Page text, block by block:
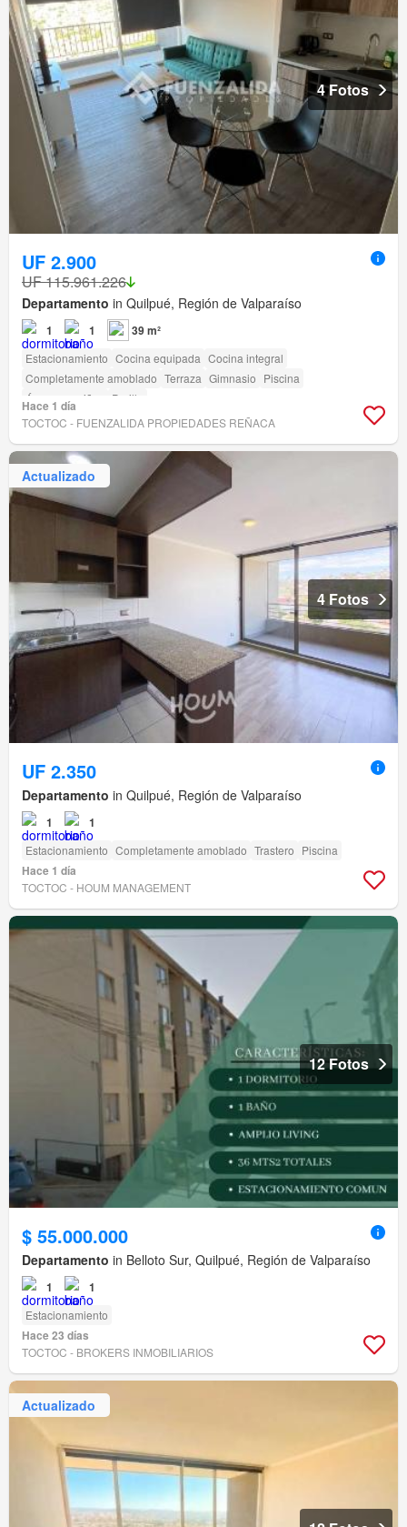
4 Fotos
UF 2.900
UF 115.961.226
Departamento in Quilpué, Región de Valparaíso
1 1 39 m²
Estacionamiento Cocina equipada Cocina integral
Completamente amoblado Terraza Gimnasio Piscina
Área para niños
Parilla
Hace 1 día
TOCTOC - FUENZALIDA PROPIEDADES REÑACA
Actualizado
4 Fotos
UF 2.350
Departamento in Quilpué, Región de Valparaíso
1 1
Estacionamiento Completamente amoblado Trastero Piscina
Hace 1 día
TOCTOC - HOUM MANAGEMENT
12 Fotos
$ 55.000.000
Departamento in Belloto Sur, Quilpué, Región de Valparaíso
1 1
Estacionamiento
Hace 23 días
TOCTOC - BROKERS INMOBILIARIOS
Actualizado